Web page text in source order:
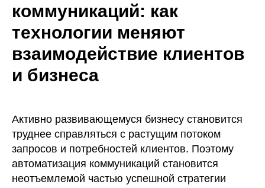
коммуникаций: как
технологии меняют
взаимодействие клиентов
и бизнеса
Активно развивающемуся бизнесу становится
труднее справляться с растущим потоком
запросов и потребностей клиентов. Поэтому
автоматизация коммуникаций становится
неотъемлемой частью успешной стратегии